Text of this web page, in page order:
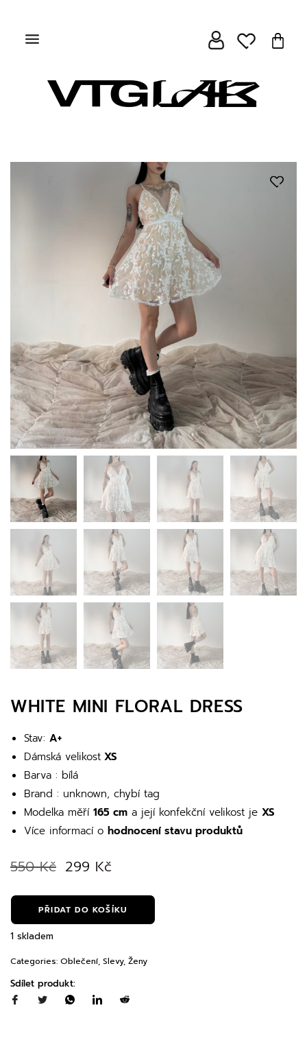
WHITE MINI FLORAL DRESS
Stav: A+
Dámská velikost XS
Barva : bílá
Brand : unknown, chybí tag
Modelka měří 165 cm a její konfekční velikost je XS
Více informací o hodnocení stavu produktů
550Kč 299 Kč
PŘIDAT DO KOŠÍKU
1 skladem
Categories: Oblečení, Slevy, Ženy
Sdílet produkt: